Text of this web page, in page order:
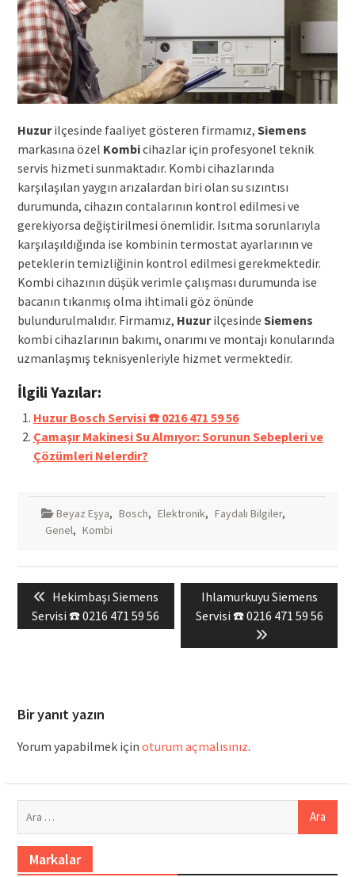
Huzurilçesinde faaliyet gösteren firmamız, Siemens
markasına özel Kombicihazlar için profesyonel teknik
servis hizmeti sunmaktadır. Kombi cihazlarında
karşılaşılan yaygın arızalardan biri olan su sızıntısı
durumunda, cihazın contalarının kontrol edilmesi ve
gerekiyorsa değiştirilmesi önemlidir. Isıtma sorunlarıyla
karşılaşıldığında ise kombinin termostat ayarlarının ve
peteklerin temizliğinin kontrol edilmesi gerekmektedir.
Kombi cihazının düşük verimle çalışması durumunda ise
bacanın tıkanmış olma ihtimali göz önünde
bulundurulmalıdır. Firmamız, Huzurilçesinde Siemens
kombi cihazlarının bakımı, onarımı ve montajı konularında
uzmanlaşmış teknisyenleriyle hizmet vermektedir.
İlgili Yazılar:
Huzur Bosch Servisi ☎️ 0216 471 59 56
Çamaşır Makinesi Su Almıyor: Sorunun Sebepleri ve
Çözümleri Nelerdir?
Beyaz Eşya, Bosch, Elektronik, Faydalı Bilgiler,
Genel, Kombi
gezinmesi
Previous
post:
Hekimbaşı Siemens
Servisi ☎️ 0216 471 59 56
Next
post:
Ihlamurkuyu Siemens
Servisi ☎️ 0216 471 59 56
Bir yanıt yazın
Yorum yapabilmek için oturum açmalısınız.
Markalar